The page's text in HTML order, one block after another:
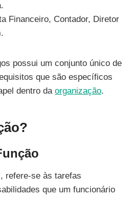
Financeiro, Contador, Diretor
possui um conjunto único de
que são específicos
dentro da organização.
refere-se às tarefas
que um funcionário